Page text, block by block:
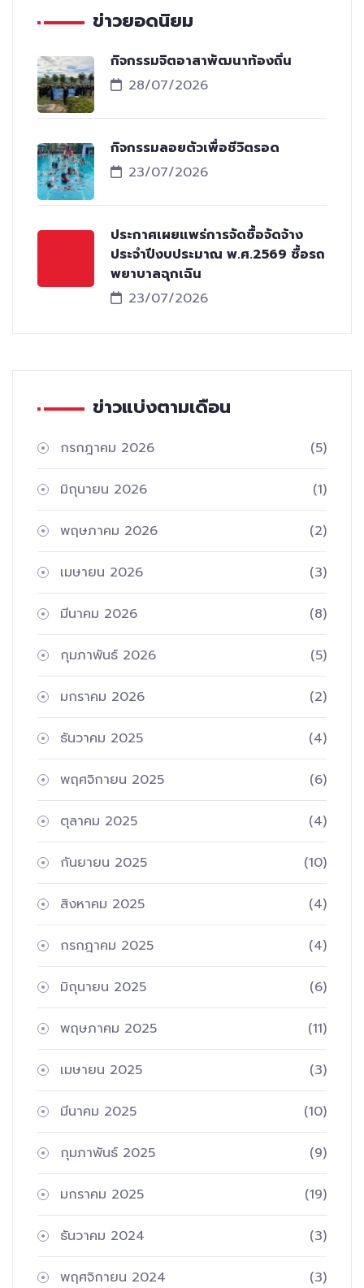
ข่าวยอดนิยม
กิจกรรมจิตอาสาพัฒนาท้องถิ่น
28/07/2026
กิจกรรมลอยตัวเพื่อชีวิตรอด
23/07/2026
ประกาศเผยแพร่การจัดซื้อจัดจ้าง
ประจำปีงบประมาณ พ.ศ.2569 ซื้อรถ
พยาบาลฉุกเฉิน
23/07/2026
ข่าวแบ่งตามเดือน
กรกฎาคม 2026 (5)
มิถุนายน 2026 (1)
พฤษภาคม 2026 (2)
เมษายน 2026 (3)
มีนาคม 2026 (8)
กุมภาพันธ์ 2026 (5)
มกราคม 2026 (2)
ธันวาคม 2025 (4)
พฤศจิกายน 2025 (6)
ตุลาคม 2025 (4)
กันยายน 2025 (10)
สิงหาคม 2025 (4)
กรกฎาคม 2025 (4)
มิถุนายน 2025 (6)
พฤษภาคม 2025 (11)
เมษายน 2025 (3)
มีนาคม 2025 (10)
กุมภาพันธ์ 2025 (9)
มกราคม 2025 (19)
ธันวาคม 2024 (3)
พฤศจิกายน 2024 (3)